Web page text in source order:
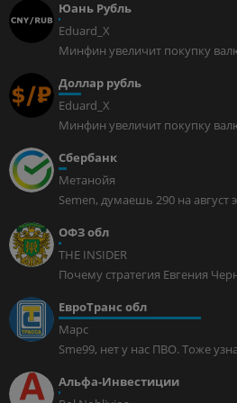
Юань Рубль
Eduard_X
Доллар рубль
Eduard_X
Сбербанк
Метанойя
Semen, думаешь 290 на август
ОФЗ обл
THE INSIDER
ЕвроТранс обл
Mapc
Sme99, нет у нас ПВО. Тоже
Альфа-Инвестиции